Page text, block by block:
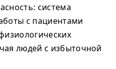
: система
с пациентами
людей с избыточной